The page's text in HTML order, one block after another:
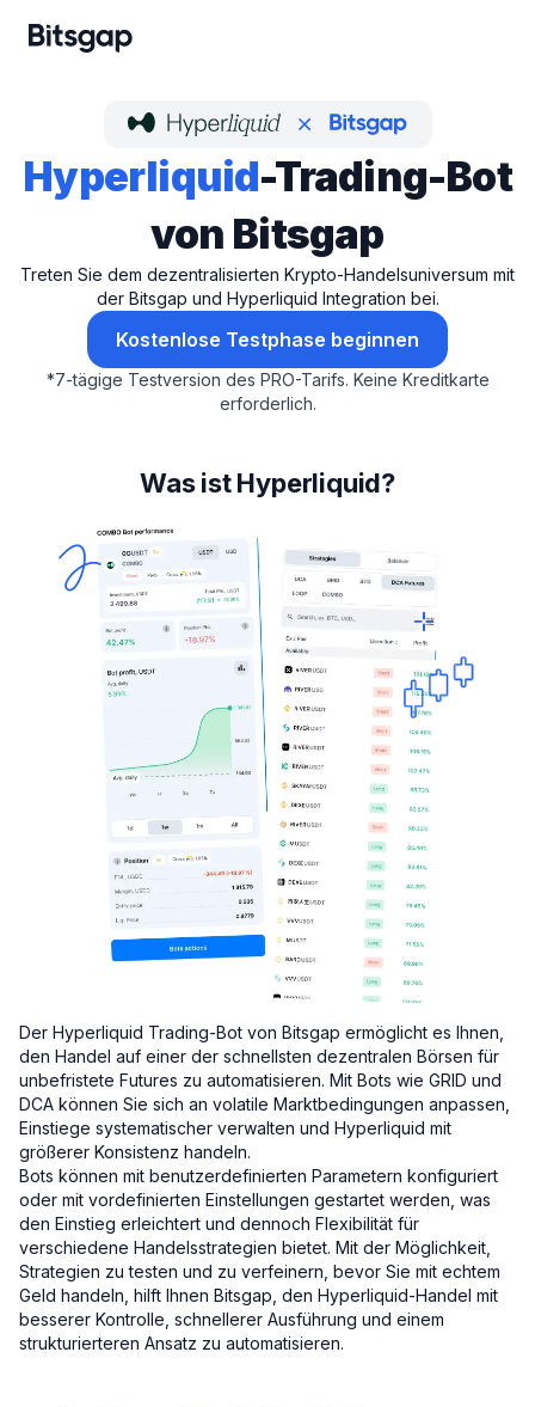
Hyperliquid-Trading-Bot
von Bitsgap
Treten Sie dem dezentralisierten Krypto-Handelsuniversum mit
der Bitsgap und Hyperliquid Integration bei.
Kostenlose Testphase beginnen
*7-tägige Testversion des PRO-Tarifs. Keine Kreditkarte
erforderlich.
Was ist Hyperliquid?
Der Hyperliquid Trading-Bot von Bitsgap ermöglicht es Ihnen,
den Handel auf einer der schnellsten dezentralen Börsen für
unbefristete Futures zu automatisieren. Mit Bots wie GRID und
DCA können Sie sich an volatile Marktbedingungen anpassen,
Einstiege systematischer verwalten und Hyperliquid mit
größerer Konsistenz handeln.
Bots können mit benutzerdefinierten Parametern konfiguriert
oder mit vordefinierten Einstellungen gestartet werden, was
den Einstieg erleichtert und dennoch Flexibilität für
verschiedene Handelsstrategien bietet. Mit der Möglichkeit,
Strategien zu testen und zu verfeinern, bevor Sie mit echtem
Geld handeln, hilft Ihnen Bitsgap, den Hyperliquid-Handel mit
besserer Kontrolle, schnellerer Ausführung und einem
strukturierteren Ansatz zu automatisieren.